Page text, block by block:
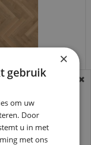
Sycamore 40822
periode zijn wij
helaas niet
verwerkt
×
gebruik
om uw
Door
u in met
met ons